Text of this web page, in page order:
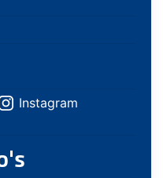
Instagram